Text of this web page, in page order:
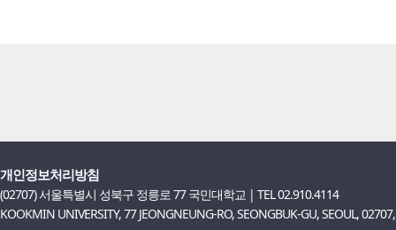
개인정보처리방침
(02707) 서울특별시 성북구 정릉로 77 국민대학교 | TEL 02.910.4114
KOOKMIN UNIVERSITY, 77 JEONGNEUNG-RO, SEONGBUK-GU, SEOUL,